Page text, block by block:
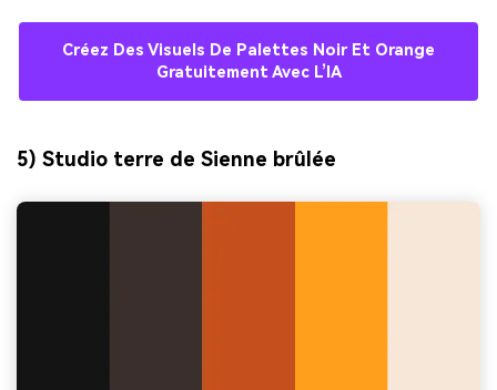
Créez Des Visuels De Palettes Noir Et Orange
Gratuitement Avec L’IA
5) Studio terre de Sienne brûlée